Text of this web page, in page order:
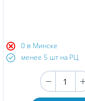
0 в Минске
менее 5 шт на РЦ